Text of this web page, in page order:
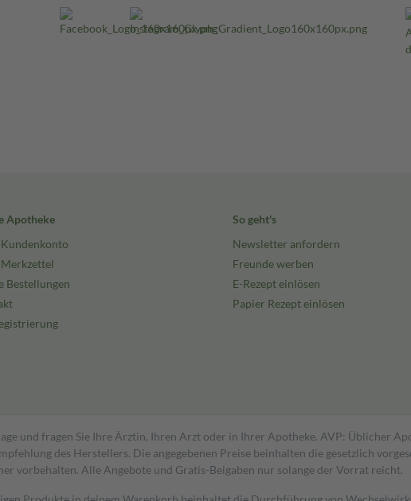
Apotheke
Bestellungen
So geht's
Newsletter anfordern
Freunde werben
E-Rezept einlösen
Papier Rezept einlösen
und fragen Sie Ihre Ärztin, Ihren Arzt oder in Ihrer Apotheke. AVP: Üblicher
des Herstellers. Die angegebenen Preise beinhalten die gesetzlich
vorbehalten. Alle Angebote und Gratis-Beigaben nur solange der Vorrat reicht.